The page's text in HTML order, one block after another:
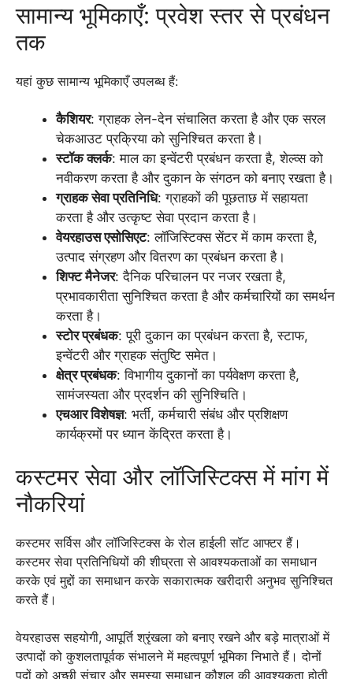
सामान्य भूमिकाएँ: प्रवेश स्तर से प्रबंधन
तक
यहां कुछ सामान्य भूमिकाएँ उपलब्ध हैं:
कैशियर: ग्राहक लेन-देन संचालित करता है और एक सरल
चेकआउट प्रक्रिया को सुनिश्चित करता है।
स्टॉक क्लर्क: माल का इन्वेंटरी प्रबंधन करता है, शेल्व्स को
नवीकरण करता है और दुकान के संगठन को बनाए रखता है।
ग्राहक सेवा प्रतिनिधि: ग्राहकों की पूछताछ में सहायता
करता है और उत्कृष्ट सेवा प्रदान करता है।
वेयरहाउस एसोसिएट: लॉजिस्टिक्स सेंटर में काम करता है,
उत्पाद संग्रहण और वितरण का प्रबंधन करता है।
शिफ्ट मैनेजर: दैनिक परिचालन पर नजर रखता है,
प्रभावकारीता सुनिश्चित करता है और कर्मचारियों का समर्थन
करता है।
स्टोर प्रबंधक: पूरी दुकान का प्रबंधन करता है, स्टाफ,
इन्वेंटरी और ग्राहक संतुष्टि समेत।
क्षेत्र प्रबंधक: विभागीय दुकानों का पर्यवेक्षण करता है,
सामंजस्यता और प्रदर्शन की सुनिश्चिति।
एचआर विशेषज्ञ: भर्ती, कर्मचारी संबंध और प्रशिक्षण
कार्यक्रमों पर ध्यान केंद्रित करता है।
कस्टमर सेवा और लॉजिस्टिक्स में मांग में
नौकरियां
कस्टमर सर्विस और लॉजिस्टिक्स के रोल हाईली सॉट आफ्टर हैं।
कस्टमर सेवा प्रतिनिधियों की शीघ्रता से आवश्यकताओं का समाधान
करके एवं मुद्दों का समाधान करके सकारात्मक खरीदारी अनुभव सुनिश्चित
करते हैं।
वेयरहाउस सहयोगी, आपूर्ति श्रृंखला को बनाए रखने और बड़े मात्राओं में
उत्पादों को कुशलतापूर्वक संभालने में महत्वपूर्ण भूमिका निभाते हैं। दोनों
पदों को अच्छी संचार और समस्या समाधान कौशल की आवश्यकता होती